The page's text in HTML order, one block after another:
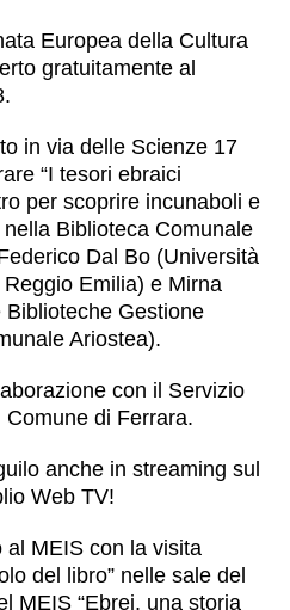
Europea della Cultura
gratuitamente al
in via delle Scienze 17
“I tesori ebraici
per scoprire incunaboli e
nella Biblioteca Comunale
Dal Bo (Università
Emilia) e Mirna
Biblioteche Gestione
Ariostea).
con il Servizio
di Ferrara.
anche in streaming sul
Web TV!
al MEIS con la visita
del libro” nelle sale del
MEIS “Ebrei, una storia